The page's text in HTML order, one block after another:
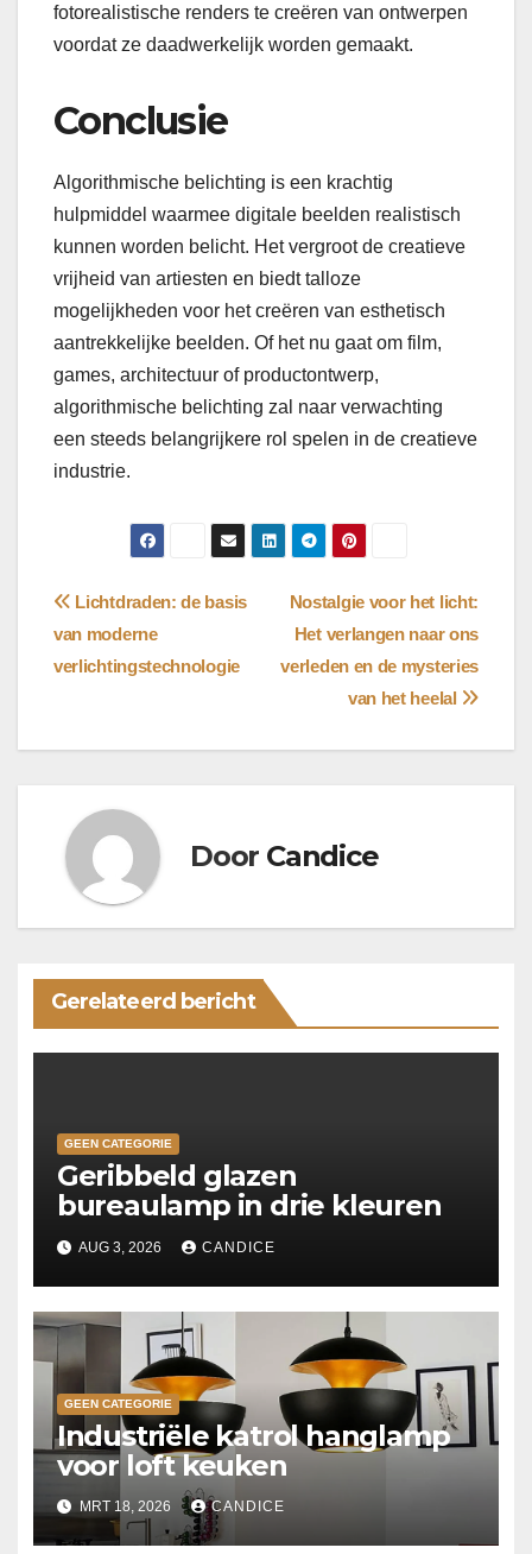
fotorealistische renders te creëren van ontwerpen
voordat ze daadwerkelijk worden gemaakt.
Conclusie
Algorithmische belichting is een krachtig
hulpmiddel waarmee digitale beelden realistisch
kunnen worden belicht. Het vergroot de creatieve
vrijheid van artiesten en biedt talloze
mogelijkheden voor het creëren van esthetisch
aantrekkelijke beelden. Of het nu gaat om film,
games, architectuur of productontwerp,
algorithmische belichting zal naar verwachting
een steeds belangrijkere rol spelen in de creatieve
industrie.
Bericht
navigatie
Nostalgie voor het licht:
Het verlangen naar ons
verleden en de mysteries
van het heelal
Lichtdraden: de basis
van moderne
verlichtingstechnologie
Door Candice
Gerelateerd bericht
GEEN CATEGORIE
Geribbeld glazen
bureaulamp in drie kleuren
AUG 3, 2026 CANDICE
GEEN CATEGORIE
Industriële katrol hanglamp
voor loft keuken
MRT 18, 2026 CANDICE